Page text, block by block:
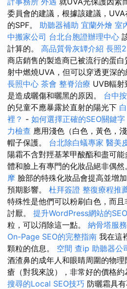
委員會的建議，根據該建議，
的SPF。 助聽器補助 宜蘭外燴 室
中搬家公司 台北台胞證辦理中心
計算的。 高品質骨灰罈介紹 長照
商店銷售的製造商已被流行的蛋
射中燃燒UVA，但可以穿透更深的
長照中心 茶會 整脊治療 UVB輻
是造成曬傷和曬黑的原因。 台中
的兒童不應暴露於直射的陽光下
裡？ - 如何選擇正確的SEO關鍵字
力檢查 應用淺色（白色，黃色，
帽子保護。 台北除白蟻專家 醫美
陽霜不含對羥基苯甲酸酯和盡可
體和臉上有專門的化妝品絕非偶然
摩 臉部的特殊化妝品會提高並增
預期影響。 杜拜簽證 整復療程推
特殊性是他們可以粉刷白色，而
討厭。 提升WordPress網站的SEO
粒，可以消除這一點。 納骨塔服
On-Page SEO的完整指南 我在這
顆粒的信息。 空間 查ip 助聽器公
酒渣鼻的成年人和眼睛周圍的物
瘡（對我來說），非常好的價格約
搜尋的Local SEO技巧 防曬霜具